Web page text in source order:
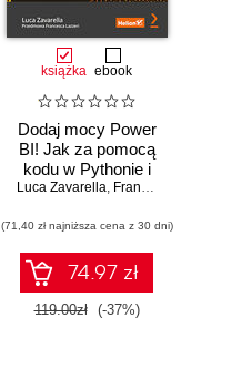
książka ebook
Dodaj mocy Power
BI! Jak za pomocą
kodu w Pythonie i
R pobierać,
wizualizować dane
Luca Zavarella, Francesca Lazzeri
(71,40 zł najniższa cena z 30 dni)
74.97 zł
119.00zł (-37%)